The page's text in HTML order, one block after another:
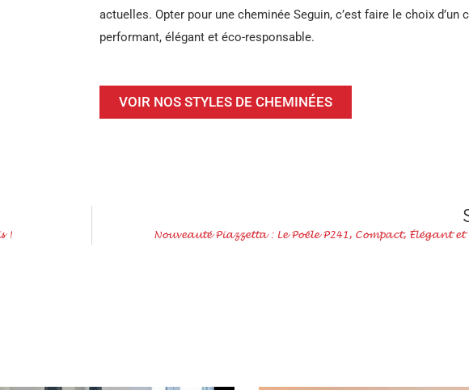
actuelles. Opter pour une cheminée Seguin, c’est faire le choix d’un
performant, élégant et éco-responsable.
VOIR NOS STYLES DE CHEMINÉES
! Nouveauté Piazzetta : Le Poêle P241, Compact, Élégant